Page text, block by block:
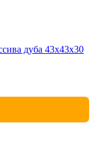
дуба 43х43х30